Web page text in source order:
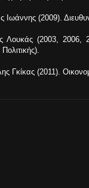
Ιωάννης (2009).
Λουκάς (2003, 2006,
Γκίκας (2011).